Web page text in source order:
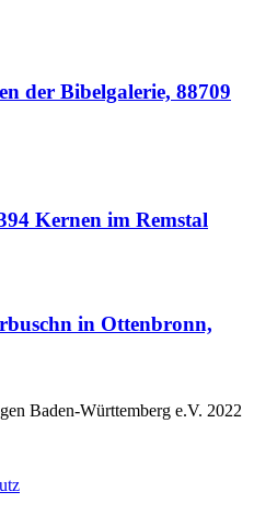
der Bibelgalerie, 88709
Kernen im Remstal
in Ottenbronn,
Baden-Württemberg e.V. 2022